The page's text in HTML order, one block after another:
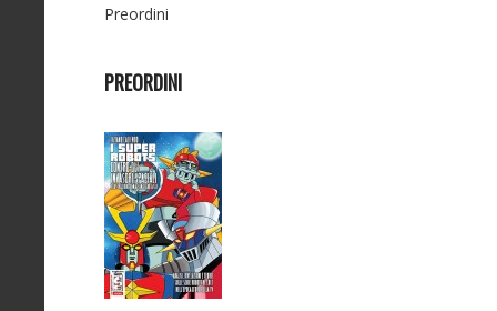
Preordini
PREORDINI